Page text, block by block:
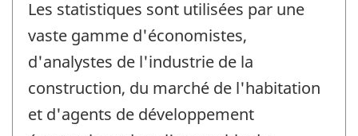
Les statistiques sont utilisées par une
vaste gamme d'économistes,
d'analystes de l'industrie de la
construction, du marché de l'habitation
et d'agents de développement